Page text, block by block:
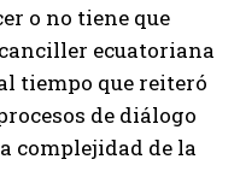
o no tiene que
ecuatoriana
tiempo que reiteró
de diálogo
complejidad de la